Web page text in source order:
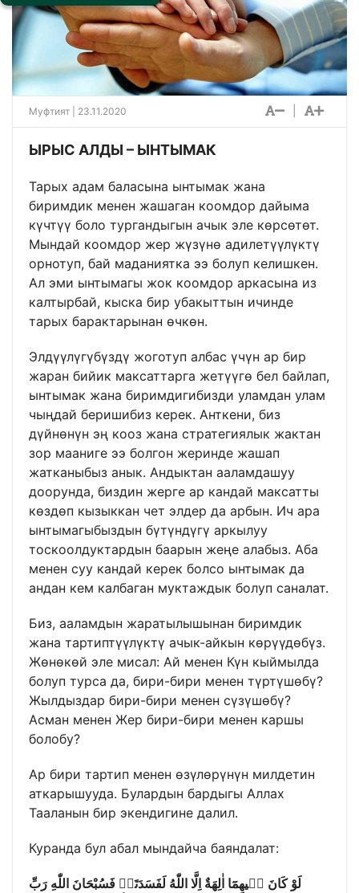
Муфтият | 23.11.2020
ЫРЫС АЛДЫ – ЫНТЫМАК
Тарых адам баласына ынтымак жана
биримдик менен жашаган коомдор дайыма
күчтүү боло тургандыгын ачык эле көрсөтөт.
Мындай коомдор жер жүзүнө адилетүүлүктү
орнотуп, бай маданиятка ээ болуп келишкен.
Ал эми ынтымагы жок коомдор аркасына из
калтырбай, кыска бир убакыттын ичинде
тарых барактарынан өчкөн.
Элдүүлүгүбүздү жоготуп албас үчүн ар бир
жаран бийик максаттарга жетүүгө бел байлап,
ынтымак жана биримдигибизди уламдан улам
чыңдай беришибиз керек. Анткени, биз
дүйнөнүн эң кооз жана стратегиялык жактан
зор мааниге ээ болгон жеринде жашап
жатканыбыз анык. Андыктан ааламдашуу
доорунда, биздин жерге ар кандай максатты
көздөп кызыккан чет элдер да арбын. Ич ара
ынтымагыбыздын бүтүндүгү аркылуу
тоскоолдуктардын баарын жеңе алабыз. Аба
менен суу кандай керек болсо ынтымак да
андан кем калбаган муктаждык болуп саналат.
Биз, ааламдын жаратылышынан биримдик
жана тартиптүүлүктү ачык-айкын көрүүдөбүз.
Жөнөкөй эле мисал: Ай менен Күн кыймылда
болуп турса да, бири-бири менен түртүшөбү?
Жылдыздар бири-бири менен сүзүшөбү?
Асман менен Жер бири-бири менен каршы
болобу?
Ар бири тартип менен өзүлөрүнүн милдетин
аткарышууда. Булардын бардыгы Аллах
Тааланын бир экендигине далил.
Куранда бул абал мындайча баяндалат:
لَوْ كَانَ ف۪يهِمَٓا اٰلِهَةٌ اِلَّا اللّٰهُ لَفَسَدَتَاۚ فَسُبْحَانَ اللّٰهِ رَبِّ